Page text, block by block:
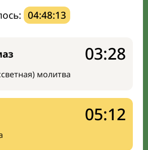
04:48:12
молитва
03:28
05:12